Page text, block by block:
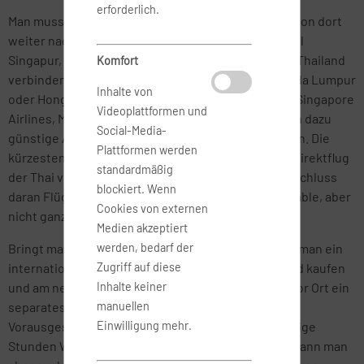
Man muss von Deutschland aus nach Bangkok und von dort
weiter nach Koh Samui fliegen. Es sei denn, man will
Singapur, Malaysia oder China mit einer Reise nach Thailand
verbinden. Dann kann man direkt von Singapur, Kuala Lumpur
oder Hongkong Flüge nach Koh Samui bekommen. Singapore
Airlines, Malaysia Airlines oder Cathay Pacific bieten dazu
günstige Add-On-Tarife für Flüge nach Koh Samui an. Die
kürzesten Flugzeiten hat man natürlich mit einem Direktflug
der Thai von Deutschland nach Bangkok und im Anschluss
daran Flüge nach Koh Samui mit Thai, eine komfortable, aber
nicht ganz preiswerte Airline.
Bringt man die nötige Zeit und Nerven mit, so kann man ein
internationales Ticket nach Bangkok in Deutschland kaufen
und am neuen internationalen Airport in Bangkok vor Ort ein
separates Rückflugticket der Bangkok Airways.
Vorausgesetzt man ist bereit, unter Umständen einige
Stunden Wartezeit in Kauf zu nehmen. Die Tickets kann man
erforderlich.
Komfort
Inhalte von
Videoplattformen und
Social-Media-
Plattformen werden
standardmäßig
blockiert. Wenn
Cookies von externen
Medien akzeptiert
werden, bedarf der
Zugriff auf diese
Inhalte keiner
manuellen
Einwilligung mehr.